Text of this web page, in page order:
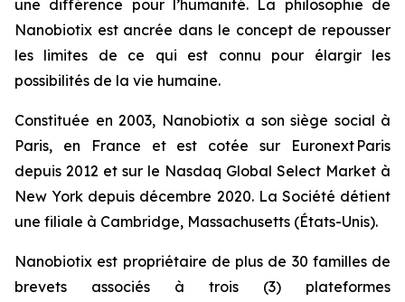
une différence pour l’humanité. La philosophie de
Nanobiotix est ancrée dans le concept de repousser
les limites de ce qui est connu pour élargir les
possibilités de la vie humaine.
Constituée en 2003, Nanobiotix a son siège social à
Paris, en France et est cotée sur Euronext Paris
depuis 2012 et sur le Nasdaq Global Select Market à
New York depuis décembre 2020. La Société détient
une filiale à Cambridge, Massachusetts (États-Unis).
Nanobiotix est propriétaire de plus de 30 familles de
brevets associés à trois (3) plateformes